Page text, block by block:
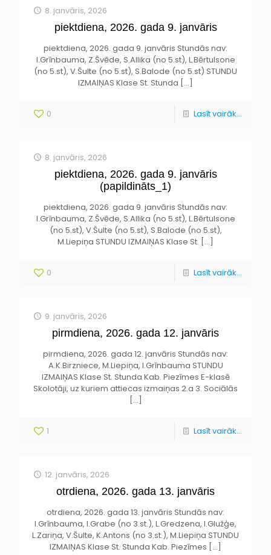
8. janvāris, 2026
piektdiena, 2026. gada 9. janvāris
piektdiena, 2026. gada 9. janvāris Stundās nav:
I.Grīnbauma, Z.Švēde, S.Allika (no 5.st), L.Bērtulsone
(no 5.st), V.Šulte (no 5.st), S.Balode (no 5.st) STUNDU
IZMAIŅAS Klase St. Stunda […]
0 Lasīt vairāk...
8. janvāris, 2026
piektdiena, 2026. gada 9. janvāris
(papildināts_1)
piektdiena, 2026. gada 9. janvāris Stundās nav:
I.Grīnbauma, Z.Švēde, S.Allika (no 5.st), L.Bērtulsone
(no 5.st), V.Šulte (no 5.st), S.Balode (no 5.st),
M.Liepiņa STUNDU IZMAIŅAS Klase St. […]
0 Lasīt vairāk...
9. janvāris, 2026
pirmdiena, 2026. gada 12. janvāris
pirmdiena, 2026. gada 12. janvāris Stundās nav:
A.K.Birzniece, M.Liepiņa, I.Grīnbauma STUNDU
IZMAIŅAS Klase St. Stunda Kab. Piezīmes E-klasē
Skolotāji, uz kuriem attiecas izmaiņas 2.a 3. Sociālās
[…]
1 Lasīt vairāk...
12. janvāris, 2026
otrdiena, 2026. gada 13. janvāris
otrdiena, 2026. gada 13. janvāris Stundās nav:
I.Grīnbauma, I.Grabe (no 3.st.), L.Gredzena, I.Glužģe,
L.Zariņa, V.Šulte, K.Antons (no 3.st.), M.Liepiņa STUNDU
IZMAIŅAS Klase St. Stunda Kab. Piezīmes […]